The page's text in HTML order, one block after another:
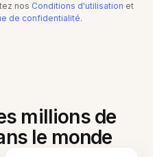
nos Conditions d'utilisation et
de confidentialité.
millions de
le monde